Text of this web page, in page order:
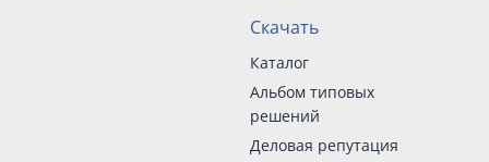
Скачать
Каталог
Альбом типовых
решений
Деловая репутация